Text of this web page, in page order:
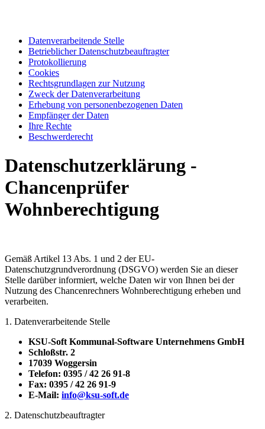
Datenverarbeitende Stelle
Betrieblicher Datenschutzbeauftragter
Protokollierung
Cookies
Rechtsgrundlagen zur Nutzung
Zweck der Datenverarbeitung
Erhebung von personenbezogenen Daten
Empfänger der Daten
Ihre Rechte
Beschwerderecht
Datenschutzerklärung -
Chancenprüfer
Wohnberechtigung
Gemäß Artikel 13 Abs. 1 und 2 der EU-
Datenschutzgrundverordnung (DSGVO) werden Sie an dieser
Stelle darüber informiert, welche Daten wir von Ihnen bei der
Nutzung des Chancenrechners Wohnberechtigung erheben und
verarbeiten.
1. Datenverarbeitende Stelle
KSU-Soft Kommunal-Software Unternehmens GmbH
Schloßstr. 2
17039 Woggersin
Telefon: 0395 / 42 26 91-8
Fax: 0395 / 42 26 91-9
E-Mail: info@ksu-soft.de
2. Datenschutzbeauftragter